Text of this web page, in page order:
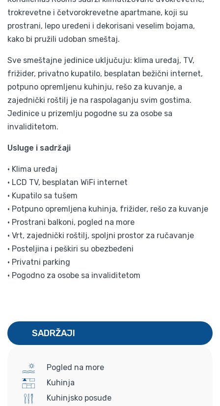
trokrevetne i četvorokrevetne apartmane, koji su
prostrani, lepo uređeni i dekorisani veselim bojama,
kako bi pružili udoban smeštaj.
Sve smeštajne jedinice uključuju: klima uređaj, TV,
frižider, privatno kupatilo, besplatan bežični internet,
potpuno opremljenu kuhinju, rešo za kuvanje, a
zajednički roštilj je na raspolaganju svim gostima.
Jedinice u prizemlju pogodne su za osobe sa
invaliditetom.
Usluge i sadržaji
• Klima uređaj
• LCD TV, besplatan WiFi internet
• Kupatilo sa tušem
• Potpuno opremljena kuhinja, frižider, rešo za kuvanje
• Prostrani balkoni, pogled na more
• Vrt, zajednički roštilj, spoljni prostor za ručavanje
• Posteljina i peškiri su obezbeđeni
• Privatni parking
• Pogodno za osobe sa invaliditetom
SADRŽAJI
Pogled na more
Kuhinja
Kuhinjsko posuđe